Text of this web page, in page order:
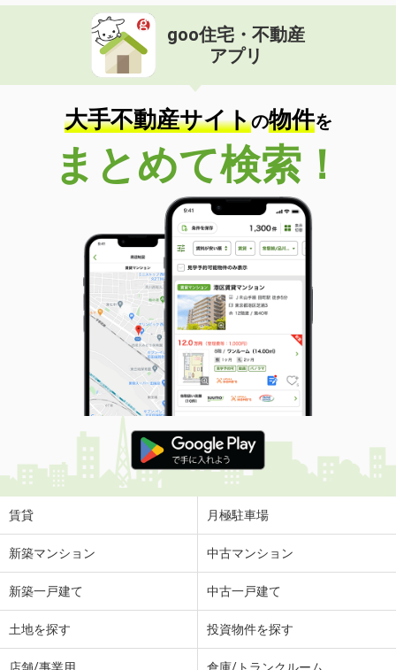
鳥取県米子市両三柳
価 格
鳥取県米子市両三柳
専有面積
23.18m²
間取り
1K
鳥取県米子市米原３
3.30万円
鳥取県米子市米原３
専有面積 23.18m²
間取り
1K
鳥取県米子市両三柳
価 格
4.70万円
住 所
鳥取県米子市両三柳
専有面積 23.18m²
間取り
鳥取県米子市米原３
価 格
3.30万円
鳥取県米子市車尾６
価 格
4.70万円
鳥取県米子市車尾６
専有面積 23.72m²
goo住宅・不動産
アプリ
大手不動産サイトの物件を
まとめて検索！
賃貸 月極駐車場
新築マンション 中古マンション
新築一戸建て 中古一戸建て
土地を探す 投資物件を探す